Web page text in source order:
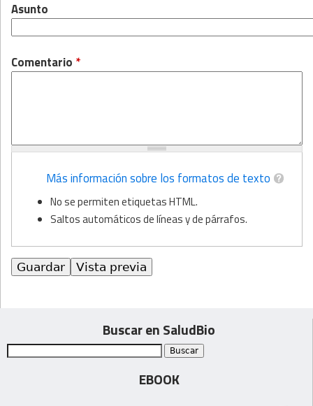
Asunto
Comentario *
Más información sobre los formatos de texto
No se permiten etiquetas HTML.
Saltos automáticos de líneas y de párrafos.
Buscar en SaludBio
EBOOK